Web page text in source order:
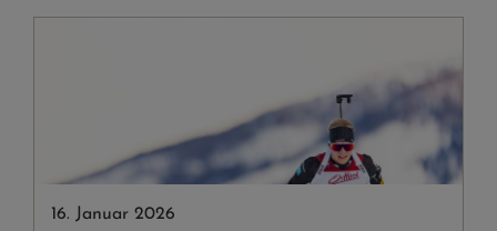
16. Januar 2026